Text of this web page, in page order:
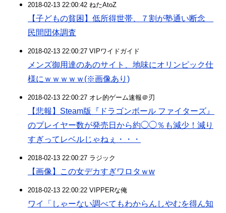
2018-02-13 22:00:42 ねたAtoZ
【子どもの貧困】低所得世帯、７割が塾通い断念
民間団体調査
2018-02-13 22:00:27 VIPワイドガイド
メンズ御用達のあのサイト、地味にオリンピック仕
様にｗｗｗｗｗ(※画像あり)
2018-02-13 22:00:27 オレ的ゲーム速報＠刃
【悲報】Steam版『ドラゴンボール ファイターズ』
のプレイヤー数が発売日から約◯◯％も減少！減り
すぎってレベルじゃねぇ・・・
2018-02-13 22:00:27 ラジック
【画像】この女デカすぎワロタｗw
2018-02-13 22:00:22 VIPPERな俺
ワイ「しゃーない調べてもわからんしやむを得ん知